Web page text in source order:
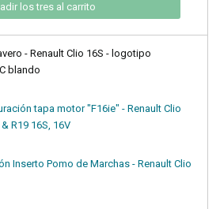
los tres al carrito
- Renault Clio 16S - logotipo
blando
tapa motor "F16ie" - Renault Clio
R19 16S, 16V
Inserto Pomo de Marchas - Renault Clio